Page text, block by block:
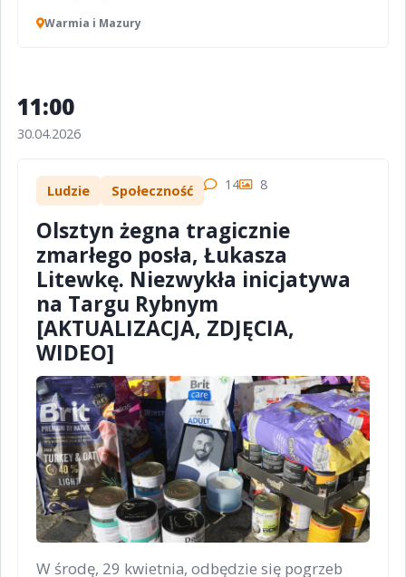
Warmia i Mazury
11:00
30.04.2026
Ludzie Społeczność 14 8
Olsztyn żegna tragicznie
zmarłego posła, Łukasza
Litewkę. Niezwykła inicjatywa
na Targu Rybnym
[AKTUALIZACJA, ZDJĘCIA,
WIDEO]
W środę, 29 kwietnia, odbędzie się pogrzeb